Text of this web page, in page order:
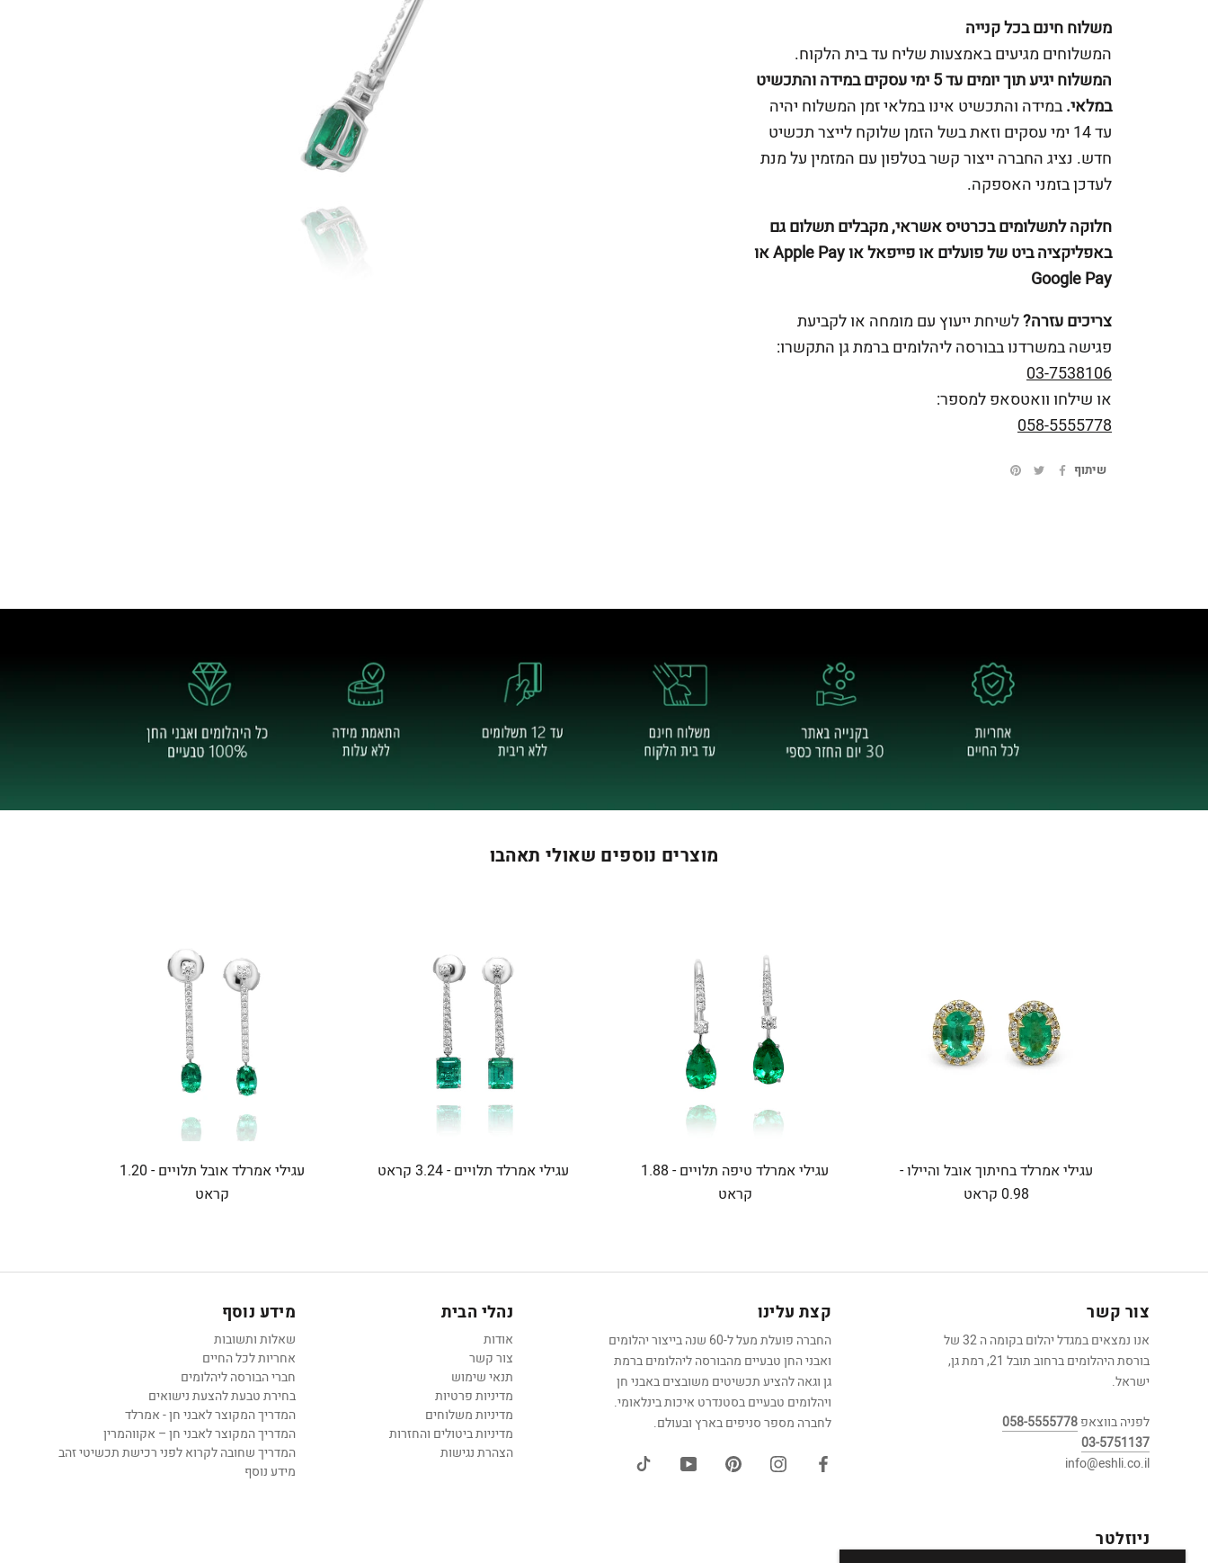
משלוח חינם בכל קנייה
המשלוחים מגיעים באמצעות שליח עד בית הלקוח.
המשלוח יגיע תוך יומים עד 5 ימי עסקים במידה והתכשיט
במלאי.במידה והתכשיט אינו במלאי זמן המשלוח יהיה
עד 14 ימי עסקים וזאת בשל הזמן שלוקח לייצר תכשיט
חדש. נציג החברה ייצור קשר בטלפון עם המזמין על מנת
לעדכן בזמני האספקה.
חלוקה לתשלומים בכרטיס אשראי, מקבלים תשלום גם
באפליקציה ביט של פועלים או פייפאל או Apple Pay או
Google Pay
צריכים עזרה?לשיחת ייעוץ עם מומחה או לקביעת
פגישה במשרדנו בבורסה ליהלומים ברמת גן התקשרו:
03-7538106
או שילחו וואטסאפ למספר:
058-5555778
שיתוף
מוצרים נוספים שאולי תאהבו
עגילי אמרלד אובל תלויים - 1.20
קראט
עגילי אמרלד תלויים - 3.24 קראט
עגילי אמרלד טיפה תלויים - 1.88
קראט
עגילי אמרלד בחיתוך אובל והיילו -
0.98 קראט
צור קשר
אנו נמצאים במגדל יהלום בקומה ה 32 של
בורסת היהלומים ברחוב תובל 21, רמת גן,
ישראל.
לפניה בווצאפ058-5555778
03-5751137
info@eshli.co.il
קצת עלינו
החברה פועלת מעל ל-60 שנה בייצור יהלומים
ואבני החן טבעיים מהבורסה ליהלומים ברמת
גן וגאה להציע תכשיטים משובצים באבני חן
ויהלומים טבעיים בסטנדרט איכות בינלאומי.
לחברה מספר סניפים בארץ ובעולם.
נהלי הבית
אודות
צור קשר
תנאי שימוש
מדיניות פרטיות
מדיניות משלוחים
מדיניות ביטולים והחזרות
הצהרת נגישות
מידע נוסף
שאלות ותשובות
אחריות לכל החיים
חברי הבורסה ליהלומים
בחירת טבעת להצעת נישואים
המדריך המקוצר לאבני חן - אמרלד
המדריך המקוצר לאבני חן – אקווהמרין
המדריך שחובה לקרוא לפני רכישת תכשיטי זהב
מידע נוסף
ניוזלטר